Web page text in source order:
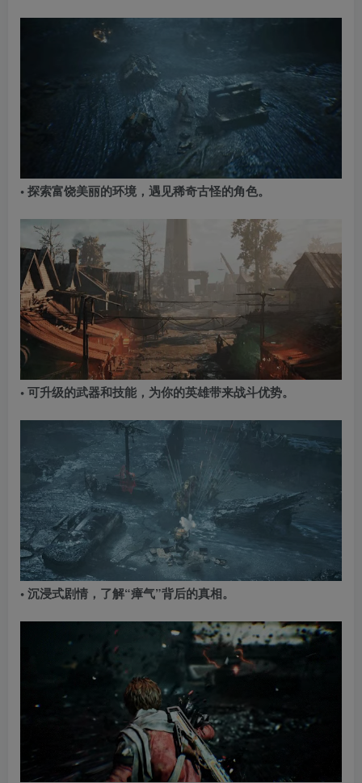
• 探索富饶美丽的环境，遇见稀奇古怪的角色。
• 可升级的武器和技能，为你的英雄带来战斗优势。
• 沉浸式剧情，了解“瘴气”背后的真相。